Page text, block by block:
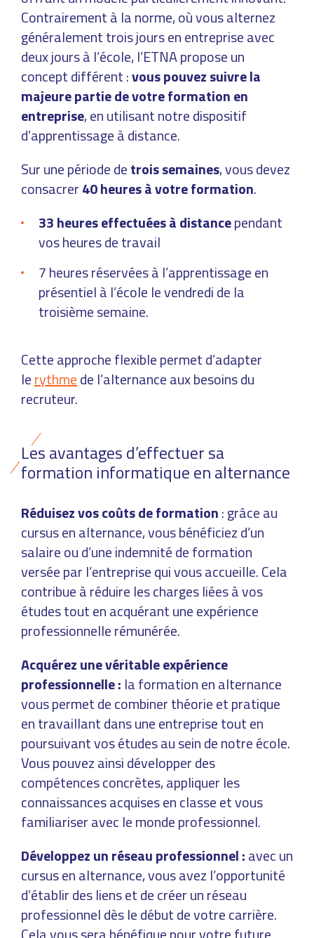
Contrairement à la norme, où vous alternez
généralement trois jours en entreprise avec
deux jours à l’école, l’ETNA propose un
concept différent :vous pouvez suivre la
majeure partie de votre formation en
entreprise, en utilisant notre dispositif
d’apprentissage à distance.
Sur une période detrois semaines, vous devez
consacrer40 heures à votre formation.
33 heures effectuées à distancependant
vos heures de travail
7 heures réservées à l’apprentissage en
présentiel à l’école le vendredi de la
troisième semaine.
Cette approche flexible permet d’adapter
lerythmede l’alternance aux besoins du
recruteur.
Les avantages d’effectuer sa
formation informatique en alternance
Réduisez vos coûts de formation: grâce au
cursus en alternance, vous bénéficiez d’un
salaire ou d’une indemnité de formation
versée par l’entreprise qui vous accueille. Cela
contribue à réduire les charges liées à vos
études tout en acquérant une expérience
professionnelle rémunérée.
Acquérez une véritable expérience
professionnelle : la formation en alternance
vous permet de combiner théorie et pratique
en travaillant dans une entreprise tout en
poursuivant vos études au sein de notre école.
Vous pouvez ainsi développer des
compétences concrètes, appliquer les
connaissances acquises en classe et vous
familiariser avec le monde professionnel.
Développez un réseau professionnel :avec un
cursus en alternance, vous avez l’opportunité
d’établir des liens et de créer un réseau
professionnel dès le début de votre carrière.